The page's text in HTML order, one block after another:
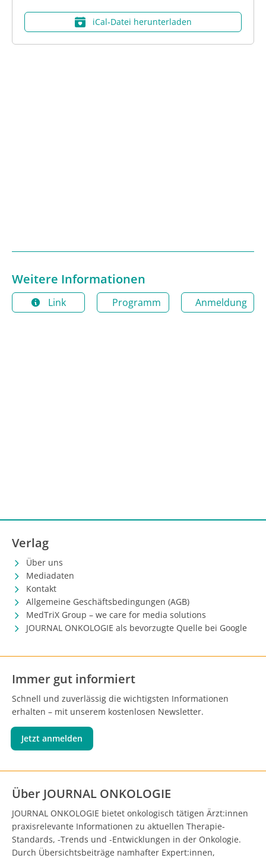
iCal‑Datei herunterladen
Weitere Informationen
Link Programm Anmeldung
Verlag
Über uns
Mediadaten
Kontakt
Allgemeine Geschäftsbedingungen (AGB)
MedTriX Group – we care for media solutions
JOURNAL ONKOLOGIE als bevorzugte Quelle bei Google
Immer gut informiert
Schnell und zuverlässig die wichtigsten Informationen
erhalten – mit unserem kostenlosen Newsletter.
Jetzt anmelden
Über JOURNAL ONKOLOGIE
JOURNAL ONKOLOGIE bietet onkologisch tätigen Ärzt:innen
praxisrelevante Informationen zu aktuellen Therapie-
Standards, -Trends und -Entwicklungen in der Onkologie.
Durch Übersichtsbeiträge namhafter Expert:innen,